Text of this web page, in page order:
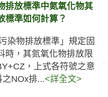
排放標準中氮氧化物其
標準如何計算？
染物排放標準」規定固
時，其氮氧化物排放限
，上式各符號之意
NOx排...<詳全文>